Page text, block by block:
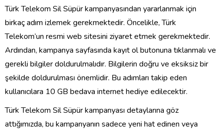
Türk Telekom Sil Süpür kampanyasından yararlanmak için
birkaç adım izlemek gerekmektedir. Öncelikle, Türk
Telekom’un resmi web sitesini ziyaret etmek gerekmektedir.
Ardından, kampanya sayfasında kayıt ol butonuna tıklanmalı ve
gerekli bilgiler doldurulmalıdır. Bilgilerin doğru ve eksiksiz bir
şekilde doldurulması önemlidir. Bu adımları takip eden
kullanıcılara 10 GB bedava internet hediye edilecektir.
Türk Telekom Sil Süpür kampanyası detaylarına göz
attığımızda, bu kampanyanın sadece yeni hat edinen veya